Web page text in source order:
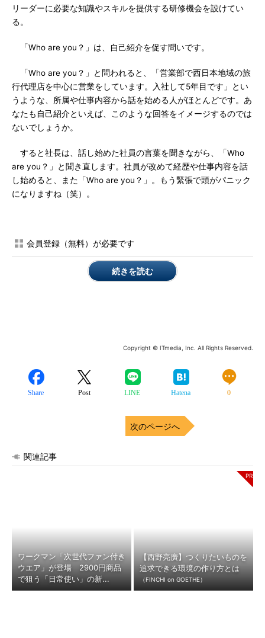
リーダーに必要な知識やスキルを提供する研修機会を設けてい
る。
「Who are you？」は、自己紹介を促す問いです。
「Who are you？」と問われると、「営業部で西日本地域の旅
行代理店を中心に営業をしています。入社して5年目です」とい
うような、所属や仕事内容から話を始める人がほとんどです。あ
なたも自己紹介といえば、このような回答をイメージするのでは
ないでしょうか。
すると社長は、話し始めた社員の言葉を聞きながら、「Who
are you？」と聞き直します。社員が改めて経歴や仕事内容を話
し始めると、また「Who are you？」。もう緊張で頭がパニック
になりますね（笑）。
会員登録（無料）が必要です
続きを読む
Copyright © ITmedia, Inc. All Rights Reserved.
Share Post LINE Hatena 0
次のページへ
関連記事
ワークマン「次世代ファン付き
ウエア」が登場 2900円商品
で狙う「日常使い」の新...
【西野亮廣】つくりたいものを
追求できる環境の作り方とは
（FINCHI on GOETHE）